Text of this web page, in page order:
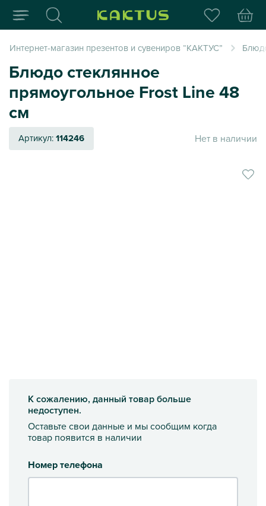
Интернет-магазин
Интернет-магазин презентов и сувениров “КАКТУС”
Блюдо стеклянное
прямоугольное Frost Line 48
см
Артикул:114246 Нет в наличии
К сожалению, данный товар больше
недоступен.
Оставьте свои данные и мы сообщим когда
товар появится в наличии
Номер телефона